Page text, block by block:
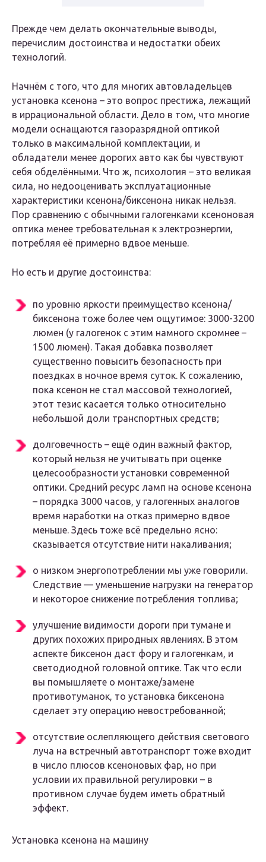
Прежде чем делать окончательные выводы,
перечислим достоинства и недостатки обеих
технологий.
Начнём с того, что для многих автовладельцев
установка ксенона – это вопрос престижа, лежащий
в иррациональной области. Дело в том, что многие
модели оснащаются газоразрядной оптикой
только в максимальной комплектации, и
обладатели менее дорогих авто как бы чувствуют
себя обделёнными. Что ж, психология – это великая
сила, но недооценивать эксплуатационные
характеристики ксенона/биксенона никак нельзя.
Пор сравнению с обычными галогенками ксеноновая
оптика менее требовательная к электроэнергии,
потребляя её примерно вдвое меньше.
Но есть и другие достоинства:
по уровню яркости преимущество ксенона/
биксенона тоже более чем ощутимое: 3000-3200
люмен (у галогенок с этим намного скромнее –
1500 люмен). Такая добавка позволяет
существенно повысить безопасность при
поездках в ночное время суток. К сожалению,
пока ксенон не стал массовой технологией,
этот тезис касается только относительно
небольшой доли транспортных средств;
долговечность – ещё один важный фактор,
который нельзя не учитывать при оценке
целесообразности установки современной
оптики. Средний ресурс ламп на основе ксенона
– порядка 3000 часов, у галогенных аналогов
время наработки на отказ примерно вдвое
меньше. Здесь тоже всё предельно ясно:
сказывается отсутствие нити накаливания;
о низком энергопотреблении мы уже говорили.
Следствие — уменьшение нагрузки на генератор
и некоторое снижение потребления топлива;
улучшение видимости дороги при тумане и
других похожих природных явлениях. В этом
аспекте биксенон даст фору и галогенкам, и
светодиодной головной оптике. Так что если
вы помышляете о монтаже/замене
противотуманок, то установка биксенона
сделает эту операцию невостребованной;
отсутствие ослепляющего действия светового
луча на встречный автотранспорт тоже входит
в число плюсов ксеноновых фар, но при
условии их правильной регулировки – в
противном случае будем иметь обратный
эффект.
Установка ксенона на машину